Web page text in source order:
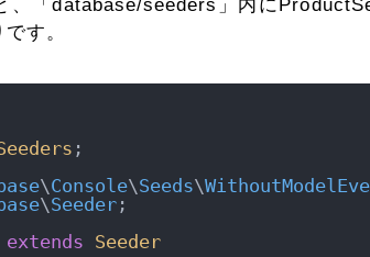
、「database/seeders」内に
す。
;
\Console\Seeds\
\Seeder ;
extends Seeder